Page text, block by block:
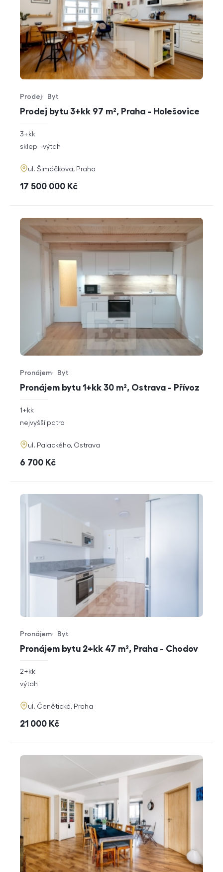
Prodej bytu 3+kk 97 m², Praha - Holešovice
Typ nabídky
Prodej
Typ nemovitosti
Byt
rozměry
3+kk
funkce
sklep výtah
adresa
ul. Šimáčkova, Praha
cena
17 500 000 Kč
Pronájem bytu 1+kk 30 m², Ostrava - Přívoz
Typ nabídky
Pronájem
Typ nemovitosti
Byt
rozměry
1+kk
funkce
nejvyšší patro
adresa
ul. Palackého, Ostrava
cena
6 700 Kč
Pronájem bytu 2+kk 47 m², Praha - Chodov
Typ nabídky
Pronájem
Typ nemovitosti
Byt
rozměry
dispozice
2+kk
funkce
výtah
adresa
ul. Čenětická, Praha
cena
21 000 Kč